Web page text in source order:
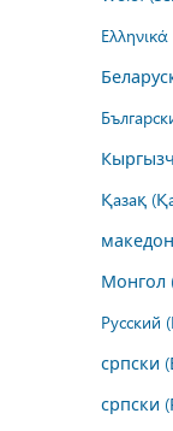
Қазақ
Монгол
Русский
српски
српски